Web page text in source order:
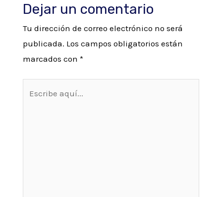
Dejar un comentario
Tu dirección de correo electrónico no será
publicada. Los campos obligatorios están
marcados con *